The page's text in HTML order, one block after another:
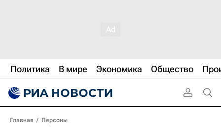
Политика В мире Экономика Общество
Главная / Персоны